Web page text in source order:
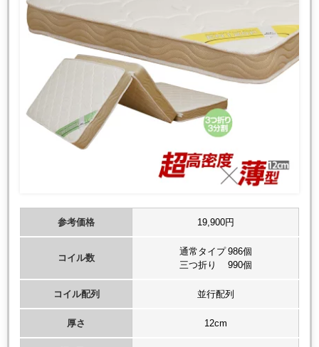
参考価格 19,900円
コイル数
通常タイプ 986個
三つ折り 990個
コイル配列 並行配列
厚さ 12cm